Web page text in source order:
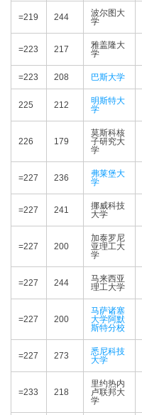
=219 244
波尔图大
学
=223 217
雅盖隆大
学
=223 208 巴斯大学
225 212
明斯特大
学
226 179
莫斯科核
子研究大
学
=227 236
弗莱堡大
学
=227 241
挪威科技
大学
=227 200
加泰罗尼
亚理工大
学
=227 244
马来西亚
理工大学
=227 200
马萨诸塞
大学阿默
斯特分校
=227 273
悉尼科技
大学
=233 218
里约热内
卢联邦大
学